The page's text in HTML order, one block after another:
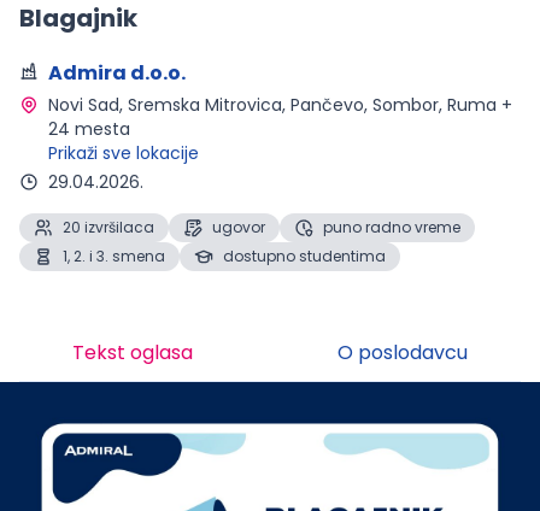
Blagajnik
Admira d.o.o.
Novi Sad, Sremska Mitrovica, Pančevo, Sombor, Ruma +
24 mesta
Prikaži sve lokacije
29.04.2026.
20 izvršilaca ugovor
puno radno vreme
1, 2. i 3. smena
dostupno studentima
Tekst oglasa O poslodavcu